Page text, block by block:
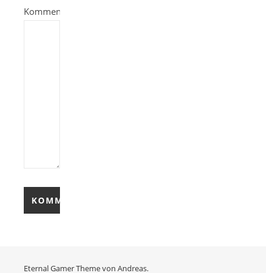
Kommentieren
Eternal Gamer Theme von Andreas.